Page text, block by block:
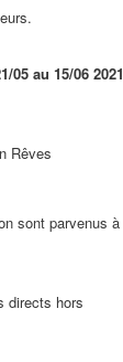
au 15/06 2021
Rêves
sont parvenus à
directs hors